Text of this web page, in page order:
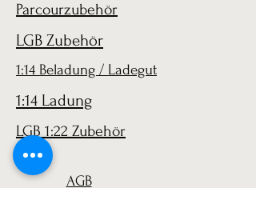
Parcourzubehör
LGB Zubehör
1:14 Beladung / Ladegut
1:14 Ladung
LGB 1:22 Zubehör
AGB